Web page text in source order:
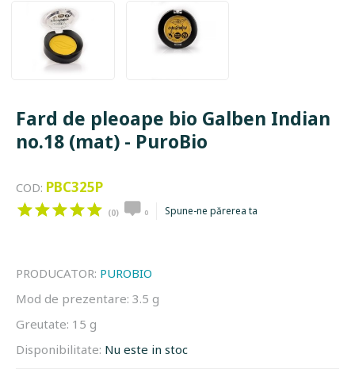
Fard de pleoape bio Galben Indian
no.18 (mat) - PuroBio
COD: PBC325P
(0) 0 Spune-ne părerea ta
PRODUCATOR: PUROBIO
Mod de prezentare: 3.5 g
Greutate: 15 g
Disponibilitate: Nu este in stoc